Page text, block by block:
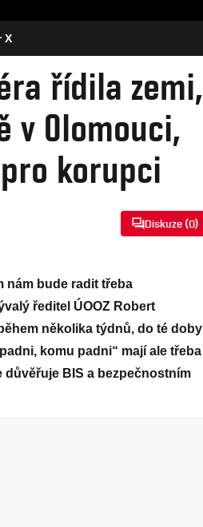
X
řídila zemi,
v Olomouci,
korupci
Diskuze (0)
nám bude radit třeba
ředitel ÚOOZ Robert
několika týdnů, do té doby
komu padni“ mají ale třeba
důvěřuje BIS a bezpečnostním